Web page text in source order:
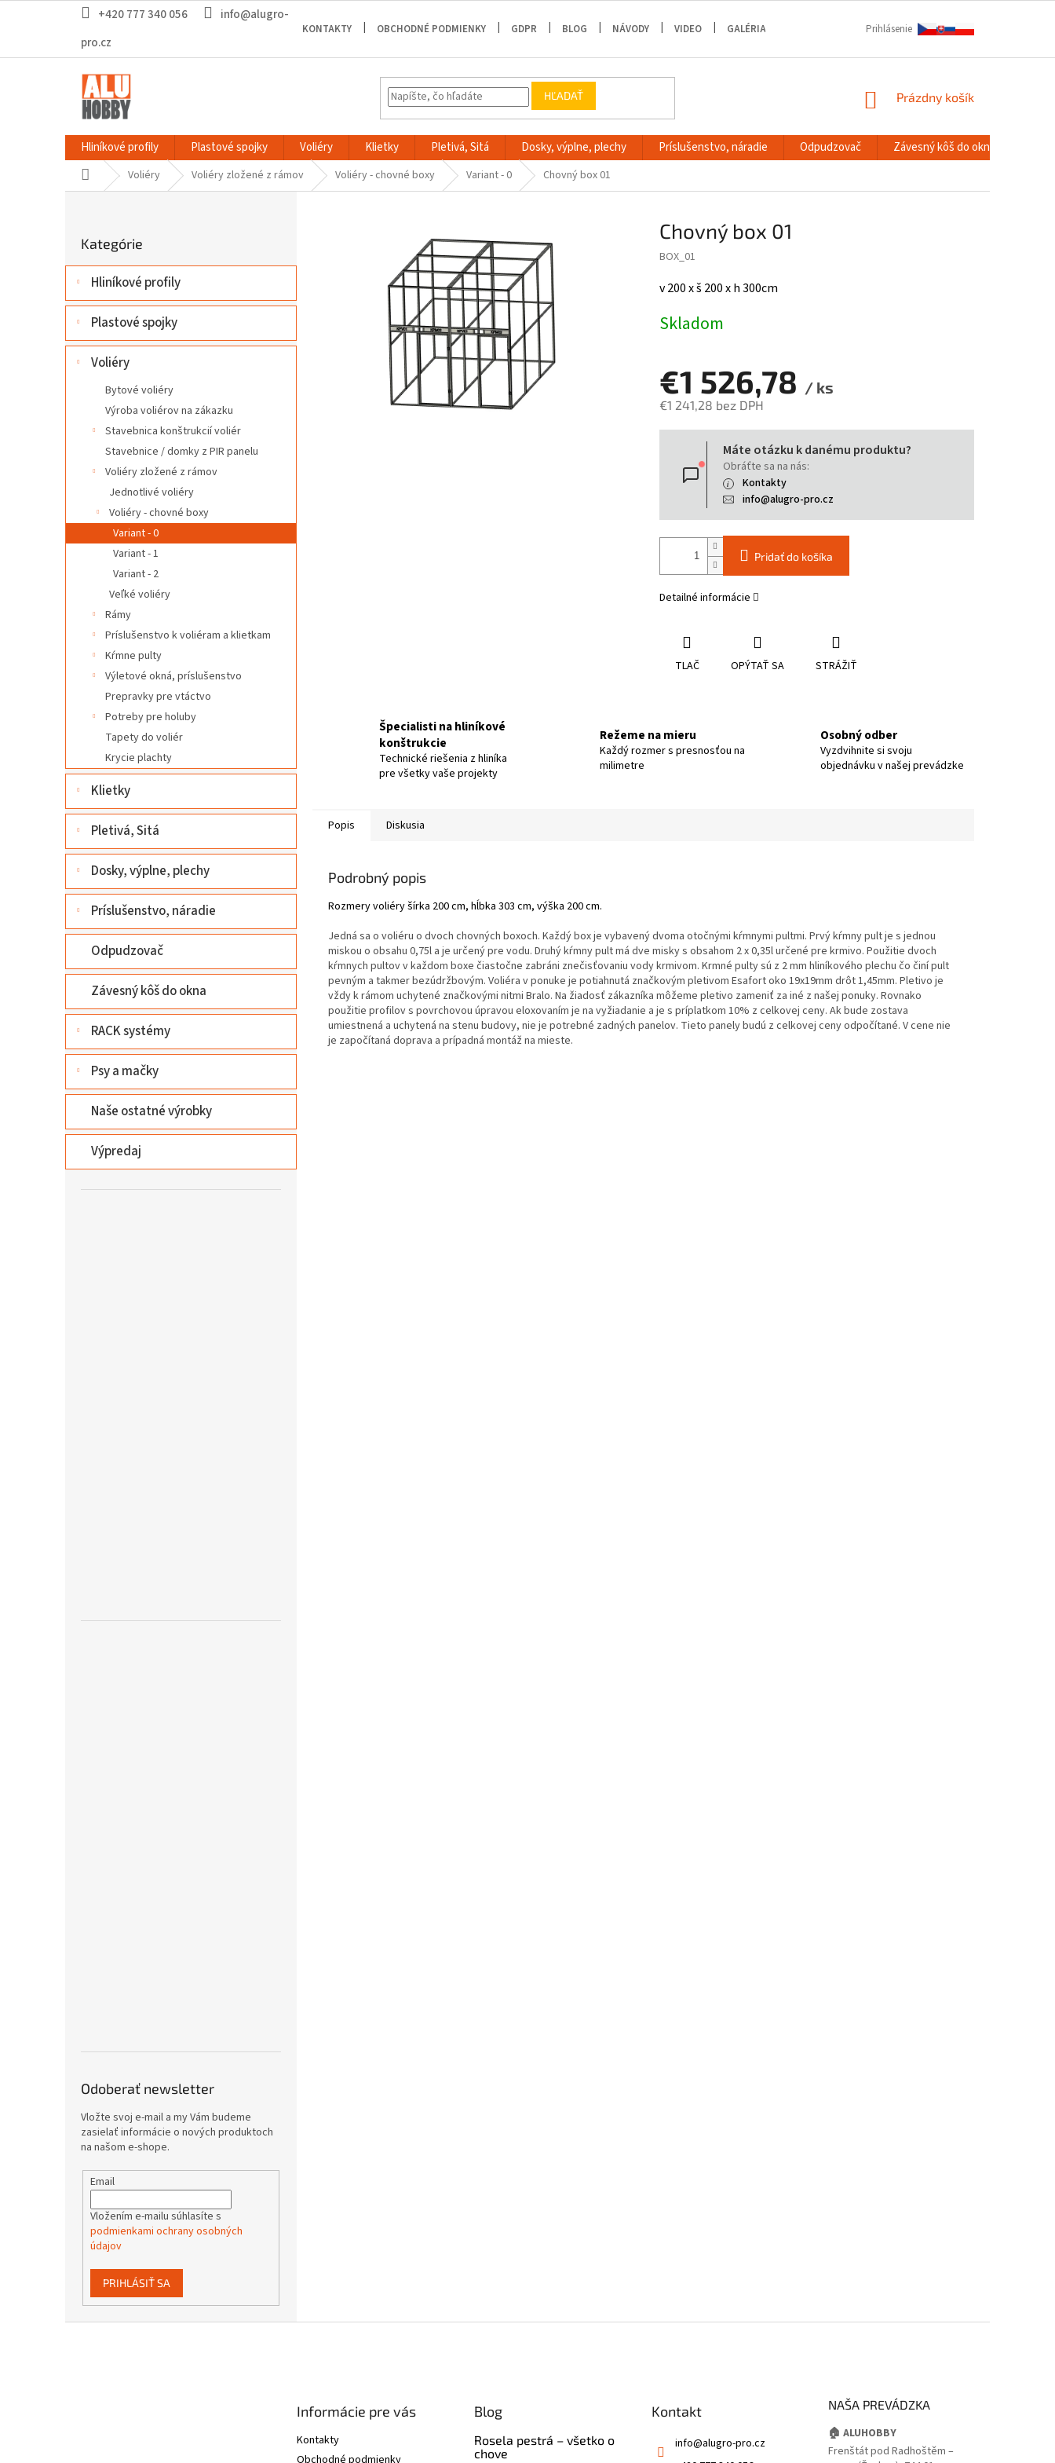
+420 777 340 056
info@alugro-
pro.cz
KONTAKTY OBCHODNÉ PODMIENKY GDPR BLOG NÁVODY VIDEO GALÉRIA Prihlásenie
HĽADAŤ
NÁKUPNÝ
Prázdny košík
Hliníkové profily Plastové spojky Voliéry Klietky Pletivá, Sitá Dosky, výplne, plechy Príslušenstvo, náradie Odpudzovač Závesný kôš do okna
DomovVoliéry Voliéry zložené z rámov Voliéry - chovné boxy Variant - 0 Chovný box 01
ý
a
e
kategórie
Kategórie
Hliníkové profily
Plastové spojky
Voliéry
Bytové voliéry
Výroba voliérov na zákazku
Stavebnica konštrukcií voliér
Stavebnice / domky z PIR panelu
Voliéry zložené z rámov
Jednotlivé voliéry
Voliéry - chovné boxy
Variant - 0
Variant - 1
Variant - 2
Veľké voliéry
Rámy
Príslušenstvo k voliéram a klietkam
Kŕmne pulty
Výletové okná, príslušenstvo
Prepravky pre vtáctvo
Potreby pre holuby
Tapety do voliér
Krycie plachty
Klietky
Pletivá, Sitá
Dosky, výplne, plechy
Príslušenstvo, náradie
Odpudzovač
Závesný kôš do okna
RACK systémy
Psy a mačky
Naše ostatné výrobky
Výpredaj
Odoberať newsletter
Vložte svoj e-mail a my Vám budeme
zasielať informácie o nových produktoch
na našom e-shope.
Email
Vložením e-mailu súhlasíte s
podmienkami ochrany osobných
údajov
PRIHLÁSIŤ SA
Chovný box 01
BOX_01
v 200 x š 200 x h 300cm
Skladom
€1 526,78 / ks
€1 241,28 bez DPH
Jednotková
Máte otázku k danému produktu?
Obráťte sa na nás:
Kontakty
info@alugro-pro.cz
Pridať do košíka
Detailné informácie
TLAČ OPÝTAŤ SA STRÁŽIŤ
Špecialisti na hliníkové
konštrukcie
Technické riešenia z hliníka
pre všetky vaše projekty
Režeme na mieru
Každý rozmer s presnosťou na
milimetre
Osobný odber
Vyzdvihnite si svoju
objednávku v našej prevádzke
Popis Diskusia
Podrobný popis
Rozmery voliéry šírka 200 cm, hĺbka 303 cm, výška 200 cm.
Jedná sa o voliéru o dvoch chovných boxoch. Každý box je vybavený dvoma otočnými kŕmnymi pultmi. Prvý kŕmny pult je s jednou
miskou o obsahu 0,75l a je určený pre vodu. Druhý kŕmny pult má dve misky s obsahom 2 x 0,35l určené pre krmivo. Použitie dvoch
kŕmnych pultov v každom boxe čiastočne zabráni znečisťovaniu vody krmivom. Krmné pulty sú z 2 mm hliníkového plechu čo činí pult
pevným a takmer bezúdržbovým. Voliéra v ponuke je potiahnutá značkovým pletivom Esafort oko 19x19mm drôt 1,45mm. Pletivo je
vždy k rámom uchytené značkovými nitmi Bralo. Na žiadosť zákazníka môžeme pletivo zameniť za iné z našej ponuky. Rovnako
použitie profilov s povrchovou úpravou eloxovaním je na vyžiadanie a je s príplatkom 10% z celkovej ceny. Ak bude zostava
umiestnená a uchytená na stenu budovy, nie je potrebné zadných panelov. Tieto panely budú z celkovej ceny odpočítané. V cene nie
je započítaná doprava a prípadná montáž na mieste.
Informácie pre vás
Kontakty
Blog
Rosela pestrá – všetko o
chove
Kontakt
info@alugro-pro.cz
NAŠA PREVÁDZKA
🏠 ALUHOBBY
Frenštát pod Radhoštěm –